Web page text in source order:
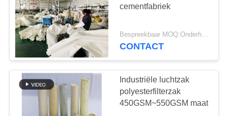
SITEMAP
PRIVACYBELEID
cementfabriek
CONTACT
Industriële luchtzak
polyesterfilterzak
450GSM~550GSM maat